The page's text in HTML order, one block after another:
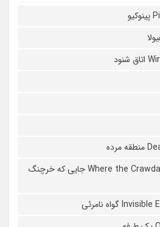
دانلود فیلم Where the Crawdads Sing 2022 جایی که خرچنگ